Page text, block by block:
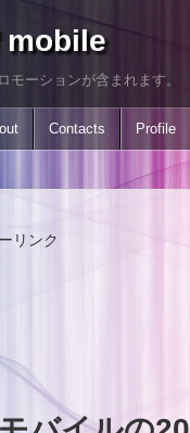
mobile
モーションが含まれます。
Contacts Profile
リンク